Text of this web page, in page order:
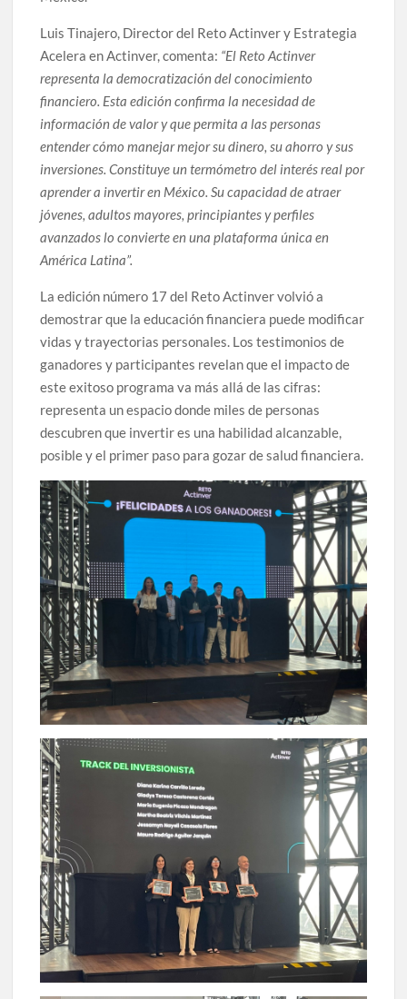
Luis Tinajero, Director del Reto Actinver y Estrategia
Acelera en Actinver, comenta: “El Reto Actinver
representa la democratización del conocimiento
financiero. Esta edición confirma la necesidad de
información de valor y que permita a las personas
entender cómo manejar mejor su dinero, su ahorro y sus
inversiones. Constituye un termómetro del interés real por
aprender a invertir en México. Su capacidad de atraer
jóvenes, adultos mayores, principiantes y perfiles
avanzados lo convierte en una plataforma única en
América Latina”.
La edición número 17 del Reto Actinver volvió a
demostrar que la educación financiera puede modificar
vidas y trayectorias personales. Los testimonios de
ganadores y participantes revelan que el impacto de
este exitoso programa va más allá de las cifras:
representa un espacio donde miles de personas
descubren que invertir es una habilidad alcanzable,
posible y el primer paso para gozar de salud financiera.